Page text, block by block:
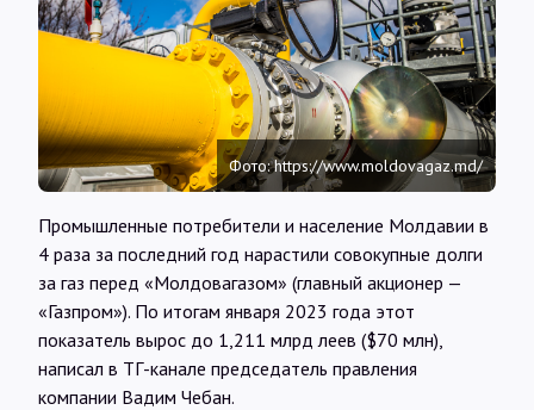
Обзоры
Интервью
Карты
О нас
@Infotek_Russia
Фото: https://www.moldovagaz.md/
Промышленные потребители и население Молдавии в
4 раза за последний год нарастили совокупные долги
за газ перед «Молдовагазом» (главный акционер —
«Газпром»). По итогам января 2023 года этот
показатель вырос до 1,211 млрд леев ($70 млн),
написал в ТГ-канале председатель правления
компании Вадим Чебан.